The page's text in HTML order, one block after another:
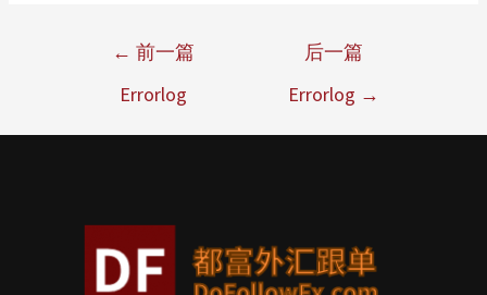
← 前一篇
Errorlog
后一篇
Errorlog →